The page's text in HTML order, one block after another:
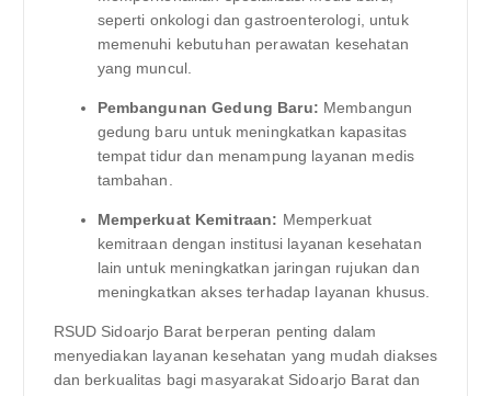
seperti onkologi dan gastroenterologi, untuk
memenuhi kebutuhan perawatan kesehatan
yang muncul.
Pembangunan Gedung Baru: Membangun
gedung baru untuk meningkatkan kapasitas
tempat tidur dan menampung layanan medis
tambahan.
Memperkuat Kemitraan: Memperkuat
kemitraan dengan institusi layanan kesehatan
lain untuk meningkatkan jaringan rujukan dan
meningkatkan akses terhadap layanan khusus.
RSUD Sidoarjo Barat berperan penting dalam
menyediakan layanan kesehatan yang mudah diakses
dan berkualitas bagi masyarakat Sidoarjo Barat dan